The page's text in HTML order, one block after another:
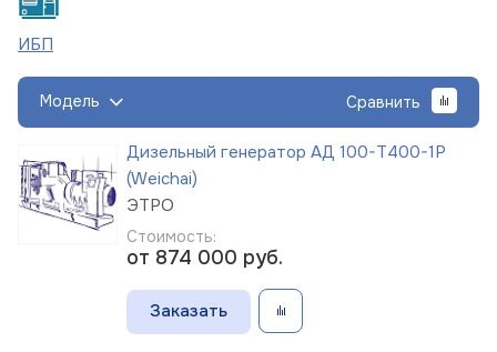
ИБП
Модель Сравнить
Дизельный генератор АД 100-Т400-1Р
(Weichai)
ЭТРО
Стоимость:
от 874 000 руб.
Заказать